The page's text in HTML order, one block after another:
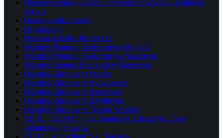
Okręgowa Stacja Kontroli Pojazdów Rytwiany, Sadłocha
Serwis
Opony, wulkanizacja
Organizacje
Osiecka Szkółka Jeździecka
Ośrodek Pomocy Społecznej w Bogorii
Ośrodek Pomocy Społecznej w Staszowie
Ośrodek Sportu i Rekreacji w Staszowie
Ośrodek Zdrowia w Osieku
Ośrodek Zdrowia w Rytwianach
Ośrodek Zdrowia w Staszowie
Ośrodek Zdrowia w Szydłowie
Ośrodek Zdrowia w Tursku Wielkim
P.B.H. „ADMA” – bis, Stanisław Adamczyk, Józef
Adamczyk, Staszów
P.H.U. „Auto-Shop” s.c. Staszów